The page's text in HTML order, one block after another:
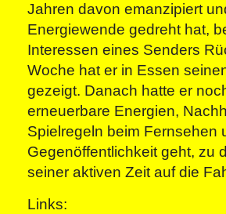
Jahren davon emanzipiert
Energiewende gedreht hat,
Interessen eines Senders
Woche hat er in Essen
gezeigt. Danach hatte er
erneuerbare Energien,
Spielregeln beim Fernsehen
Gegenöffentlichkeit geht, zu
seiner aktiven Zeit auf die
Links: